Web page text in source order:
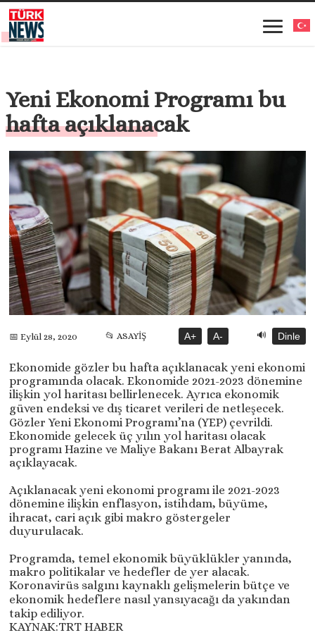
Yeni Ekonomi Programı bu
hafta açıklanacak
📅 Eylül 28, 2020 📂 ASAYİŞ A+ A- 🔊 Dinle
Ekonomide gözler bu hafta açıklanacak yeni ekonomi
programında olacak. Ekonomide 2021-2023 dönemine
ilişkin yol haritası bellirlenecek. Ayrıca ekonomik
güven endeksi ve dış ticaret verileri de netleşecek.
Gözler Yeni Ekonomi Programı’na (YEP) çevrildi.
Ekonomide gelecek üç yılın yol haritası olacak
programı Hazine ve Maliye Bakanı Berat Albayrak
açıklayacak.
Açıklanacak yeni ekonomi programı ile 2021-2023
dönemine ilişkin enflasyon, istihdam, büyüme,
ihracat, cari açık gibi makro göstergeler
duyurulacak.
Programda, temel ekonomik büyüklükler yanında,
makro politikalar ve hedefler de yer alacak.
Koronavirüs salgını kaynaklı gelişmelerin bütçe ve
ekonomik hedeflere nasıl yansıyacağı da yakından
takip ediliyor.
KAYNAK:TRT HABER